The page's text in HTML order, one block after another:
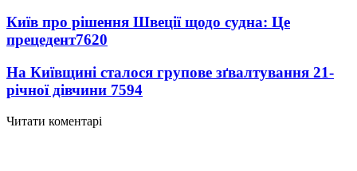
Київ про рішення Швеції щодо судна: Це
прецедент7620
На Київщині сталося групове зґвалтування 21-
річної дівчини 7594
Читати коментарі